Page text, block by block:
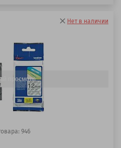
Нет в наличии
просмотр
946